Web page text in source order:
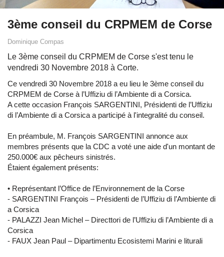
3ème conseil du CRPMEM de Corse
Dominique Compas
Le 3ème conseil du CRPMEM de Corse s'est tenu le
vendredi 30 Novembre 2018 à Corte.
Ce vendredi 30 Novembre 2018 a eu lieu le 3ème conseil du
CRPMEM de Corse à l’Uffiziu di l’Ambiente di a Corsica.
A cette occasion François SARGENTINI, Présidenti de l’Uffiziu
di l’Ambiente di a Corsica a participé à l'integralité du conseil.
En préambule, M. François SARGENTINI annonce aux
membres présents que la CDC a voté une aide d'un montant de
250.000€ aux pêcheurs sinistrés.
Étaient également présents:
• Représentant l’Office de l’Environnement de la Corse
- SARGENTINI François – Présidenti de l’Uffiziu di l’Ambiente di
a Corsica
- PALAZZI Jean Michel – Directtori de l’Uffiziu di l’Ambiente di a
Corsica
- FAUX Jean Paul – Dipartimentu Ecosistemi Marini e liturali